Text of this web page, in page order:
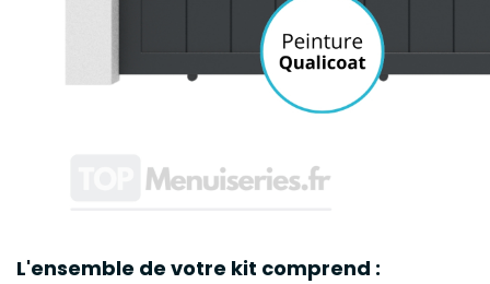
L'ensemble de votre kit comprend :